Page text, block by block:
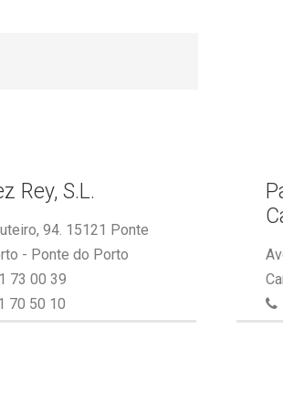
Rey, S.L.
94. 15121 Ponte
- Ponte do Porto
73 00 39
70 50 10